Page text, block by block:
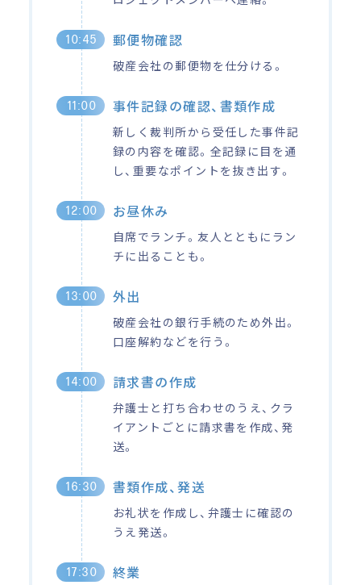
10:45 郵便物確認
破産会社の郵便物を仕分ける。
11:00 事件記録の確認、書類作成
新しく裁判所から受任した事件記
録の内容を確認。全記録に目を通
し、重要なポイントを抜き出す。
12:00 お昼休み
自席でランチ。友人とともにラン
チに出ることも。
13:00 外出
破産会社の銀行手続のため外出。
口座解約などを行う。
14:00 請求書の作成
弁護士と打ち合わせのうえ、クラ
イアントごとに請求書を作成、発
送。
16:30 書類作成、発送
お礼状を作成し、弁護士に確認の
うえ発送。
17:30 終業